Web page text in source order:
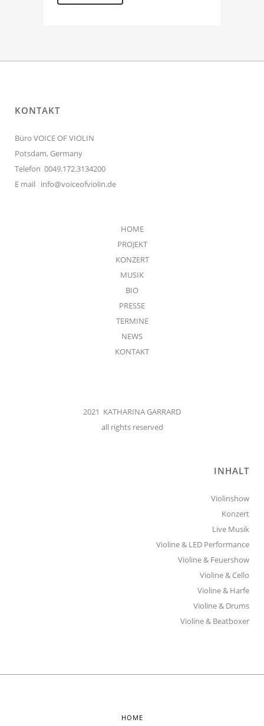
KONTAKT
Büro VOICE OF VIOLIN
Potsdam, Germany
Telefon 0049.172.3134200
E mail info@voiceofviolin.de
HOME
PROJEKT
KONZERT
MUSIK
BIO
PRESSE
TERMINE
NEWS
KONTAKT
2021 KATHARINA GARRARD
all rights reserved
INHALT
Violinshow
Konzert
Live Musik
Violine & LED Performance
Violine & Feuershow
Violine & Cello
Violine & Harfe
Violine & Drums
Violine & Beatboxer
HOME